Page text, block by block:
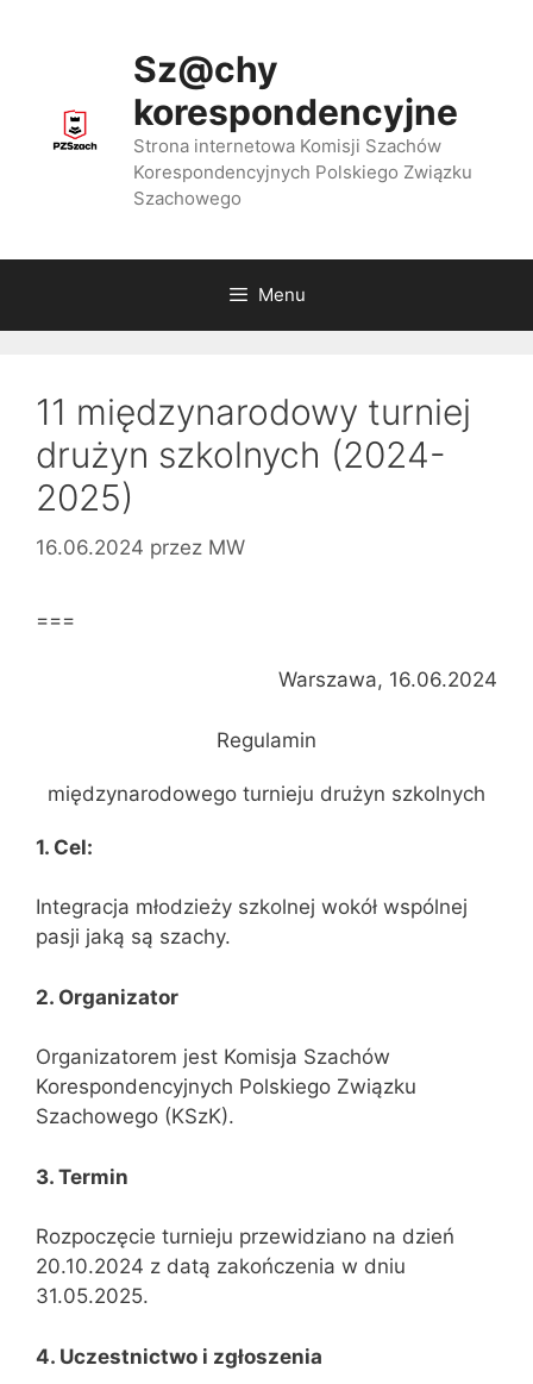
Sz@chy
korespondencyjne
Strona internetowa Komisji Szachów
Korespondencyjnych Polskiego Związku
Szachowego
Menu
11 międzynarodowy turniej
drużyn szkolnych (2024-
2025)
16.06.2024 przez MW
===
Warszawa, 16.06.2024
Regulamin
międzynarodowego turnieju drużyn szkolnych
1. Cel:
Integracja młodzieży szkolnej wokół wspólnej
pasji jaką są szachy.
2. Organizator
Organizatorem jest Komisja Szachów
Korespondencyjnych Polskiego Związku
Szachowego (KSzK).
3. Termin
Rozpoczęcie turnieju przewidziano na dzień
20.10.2024 z datą zakończenia w dniu
31.05.2025.
4. Uczestnictwo i zgłoszenia